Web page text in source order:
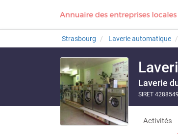
Strasbourg Laverie automatique
Laverie
SIRET
Activités